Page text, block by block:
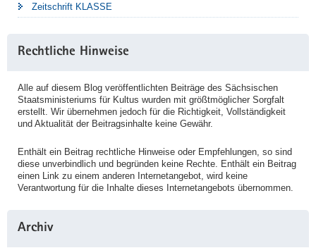
Zeitschrift KLASSE
Rechtliche Hinweise
Alle auf diesem Blog veröffentlichten Beiträge des Sächsischen
Staatsministeriums für Kultus wurden mit größtmöglicher Sorgfalt
erstellt. Wir übernehmen jedoch für die Richtigkeit, Vollständigkeit
und Aktualität der Beitragsinhalte keine Gewähr.
Enthält ein Beitrag rechtliche Hinweise oder Empfehlungen, so sind
diese unverbindlich und begründen keine Rechte. Enthält ein Beitrag
einen Link zu einem anderen Internetangebot, wird keine
Verantwortung für die Inhalte dieses Internetangebots übernommen.
Archiv